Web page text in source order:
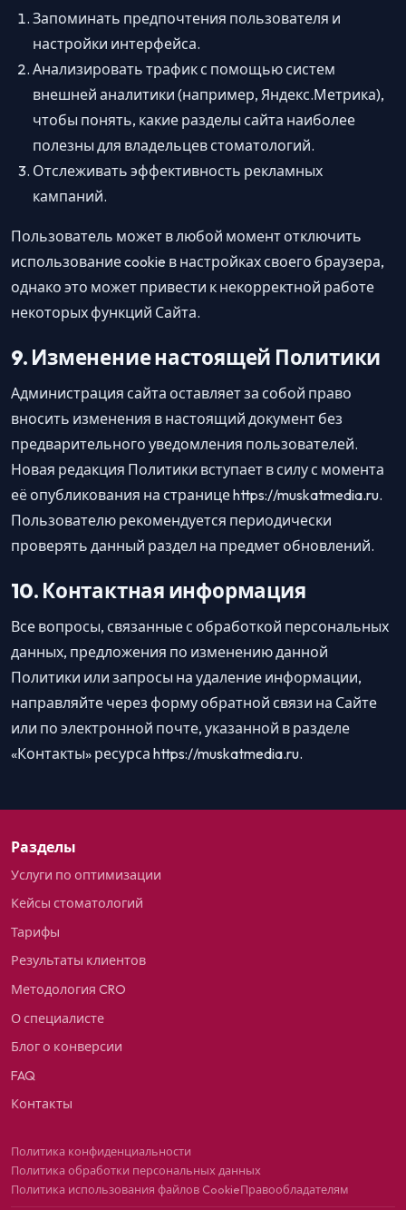
Запоминать предпочтения пользователя и
настройки интерфейса.
Анализировать трафик с помощью систем
внешней аналитики (например, Яндекс.Метрика),
чтобы понять, какие разделы сайта наиболее
полезны для владельцев стоматологий.
Отслеживать эффективность рекламных
кампаний.
Пользователь может в любой момент отключить
использование cookie в настройках своего браузера,
однако это может привести к некорректной работе
некоторых функций Сайта.
9. Изменение настоящей Политики
Администрация сайта оставляет за собой право
вносить изменения в настоящий документ без
предварительного уведомления пользователей.
Новая редакция Политики вступает в силу с момента
её опубликования на странице https://muskatmedia.ru.
Пользователю рекомендуется периодически
проверять данный раздел на предмет обновлений.
10. Контактная информация
Все вопросы, связанные с обработкой персональных
данных, предложения по изменению данной
Политики или запросы на удаление информации,
направляйте через форму обратной связи на Сайте
или по электронной почте, указанной в разделе
«Контакты» ресурса https://muskatmedia.ru.
Разделы
Услуги по оптимизации
Кейсы стоматологий
Тарифы
Результаты клиентов
Методология CRO
О специалисте
Блог о конверсии
FAQ
Контакты
Политика конфиденциальности
Политика обработки персональных данных
Политика использования файлов CookieПравообладателям